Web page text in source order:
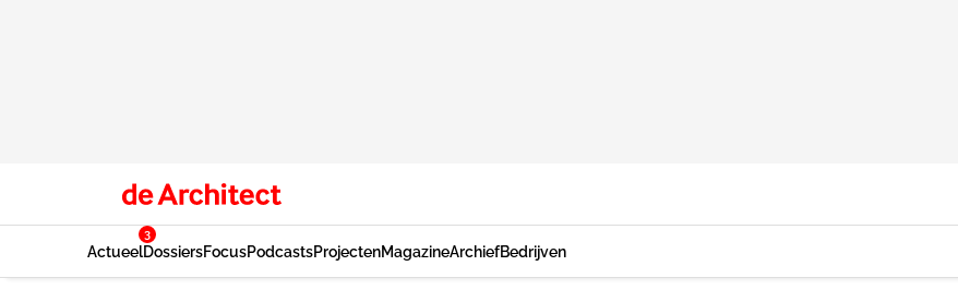
Actueel
3
DossiersFocusPodcastsProjectenMagazineArchiefBedrijven